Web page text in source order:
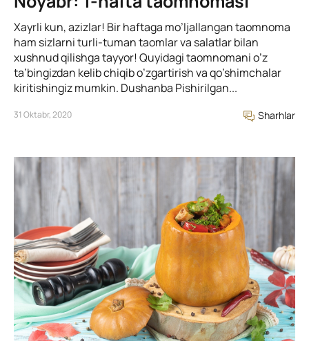
Xayrli kun, azizlar! Bir haftaga mo’ljallangan taomnoma
ham sizlarni turli-tuman taomlar va salatlar bilan
xushnud qilishga tayyor! Quyidagi taomnomani o’z
ta’bingizdan kelib chiqib o’zgartirish va qo’shimchalar
kiritishingiz mumkin. Dushanba Pishirilgan...
31 Oktabr, 2020 Sharhlar